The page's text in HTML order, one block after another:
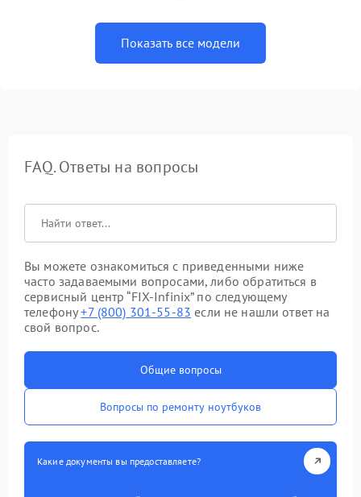
Показать все модели
FAQ. Ответы на вопросы
Вы можете ознакомиться с приведенными ниже
часто задаваемыми вопросами, либо обратиться в
сервисный центр “FIX-Infinix” по следующему
телефону+7 (800) 301-55-83 если не нашли ответ на
свой вопрос.
Общие вопросы
Вопросы по ремонту ноутбуков
Какие документы вы предоставляете?